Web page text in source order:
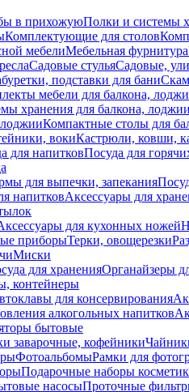
в прихожуюПолки и системы
Комплектующие для столов
мебелиМебельная фурнитура
Садовые стульяСадовые,
подставки для бани
мебели для балкона,
хранения для балкона, лоджии
Компактные столы для
вокиКастрюли, ковши,
для напитковПосуда для
для выпечки, запекания
напитковАксессуары для
для кухонных ножей
приборыТерки, овощерезки
Миски
для храненияОрганайзеры
контейнеры
для консервирования
алкогольных напитков
бытовые
заварочные, кофейники
ФотоальбомыРамки для
Подарочные наборы
насосыПроточные